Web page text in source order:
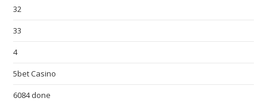
32
33
4
5bet Casino
6084 done